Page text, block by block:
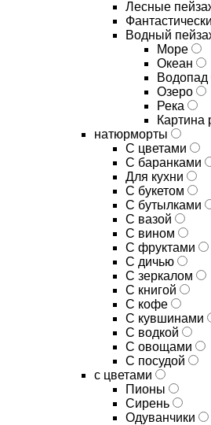
Лесные
Водный
Море
Океан
Водопад
Озеро
Река
Картина
натюрморты
С цветами
С баранками
Для кухни
C букетом
C бутылками
C вазой
C вином
C фруктами
C дичью
C зеркалом
C книгой
C кофе
C кувшинами
C водкой
C овощами
C посудой
с цветами
Пионы
Сирень
Одуванчики